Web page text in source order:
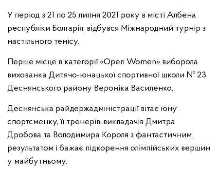
У період з 21 по 25 липня 2021 року в місті Албена
республіки Болгарія, відбувся Міжнародний турнір з
настільного тенісу.
Перше місце в категорії «Open Women» виборола
вихованка Дитячо-юнацької спортивної школи № 23
Деснянського району Вероніка Василенко.
Деснянська райдержадміністрації вітає юну
спортсменку, її тренерів-викладачів Дмитра
Дробова та Володимира Короля з фантастичним
результатом і бажає підкорення олімпійських вершин
у майбутньому.